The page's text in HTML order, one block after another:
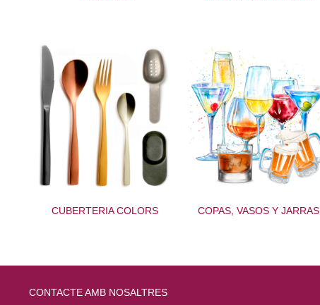
CUBERTERIA COLORS COPAS, VASOS Y JARRAS
CONTACTE AMB NOSALTRES